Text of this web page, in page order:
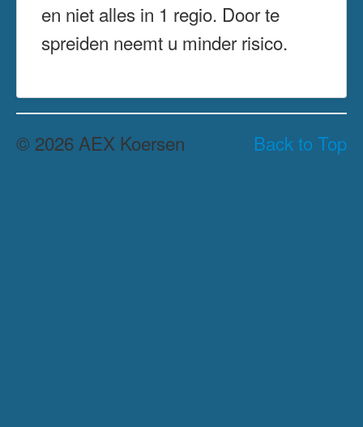
en niet alles in 1 regio. Door te
spreiden neemt u minder risico.
Back to Top
© 2026 AEX Koersen